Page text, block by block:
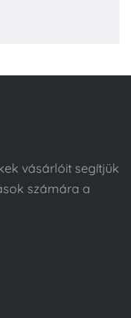
vásárlóit segítjük
számára a